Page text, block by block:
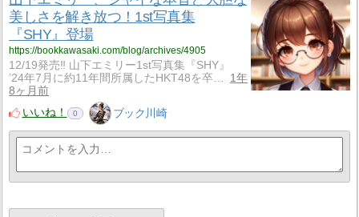
美しさを解き放つ！1st写真集
『SHY』登場
https://bookkawasaki.com/blog/archives/4905
12/19発売‼ 山下エミリー1st写真集『SHY』
’24年7月に約11年間所属したHKT48を卒…
1年
8ヶ月前
いいね！
0 ブック川崎